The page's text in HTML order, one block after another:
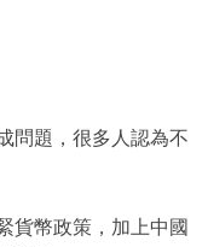
問題，很多人認為不
貨幣政策，加上中國